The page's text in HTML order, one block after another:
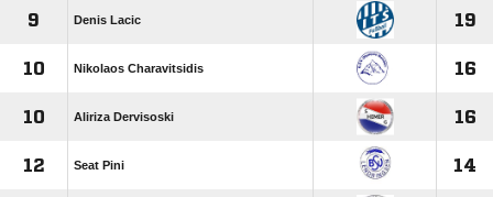
9 Denis Lacic 19
10 Nikolaos Charavitsidis 16
10 Aliriza Dervisoski 16
12 Seat Pini 14